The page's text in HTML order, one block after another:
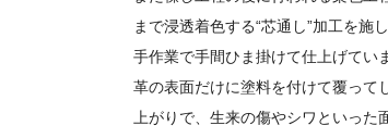
まで浸透着色する“芯通し”加工を施
手作業で手間ひま掛けて仕上げてい
革の表面だけに塗料を付けて覆って
上がりで、生来の傷やシワといっ